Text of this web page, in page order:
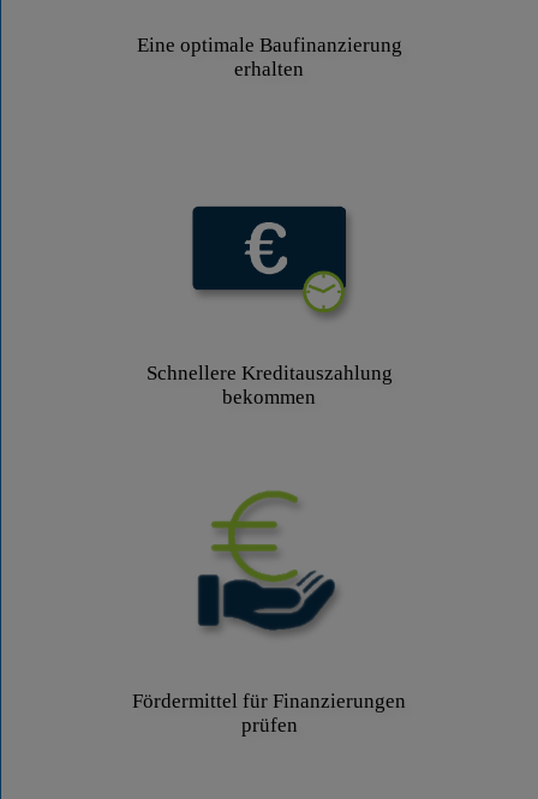
Eine optimale Baufinanzierung
erhalten
Schnellere Kreditauszahlung
bekommen
Fördermittel für Finanzierungen
prüfen